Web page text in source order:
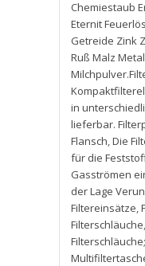
Chemiestaub
Eternit
Getreide Zink
Ruß Malz
in
lieferbar.
Flansch,Die
für die
Gasströmen
der Lage
Filtereinsätze,
Filterschläuche,